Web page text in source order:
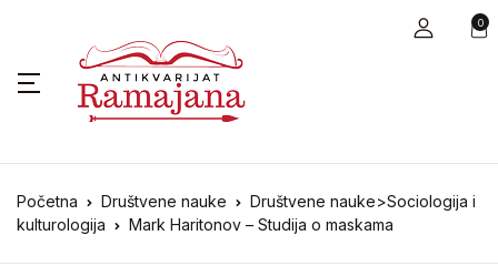
0
Početna Društvene nauke
Društvene nauke>Sociologija i
kulturologija
Mark Haritonov – Studija o maskama